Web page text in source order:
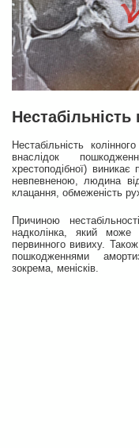
Нестабільність
внаслідок
хрестоподібної)
невпевненою, людина
клацання, обмеженість
Причиною
надколінка, який може
первинного вивиху.
пошкодженнями
зокрема, менісків.